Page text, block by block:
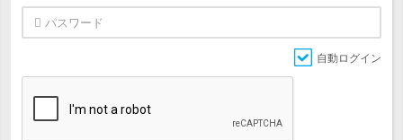
自動ログイン